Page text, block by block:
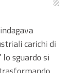
carichi di
sguardo si